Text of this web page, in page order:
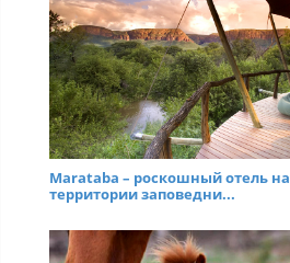
Marataba – роскошный отель на
территории заповедни...